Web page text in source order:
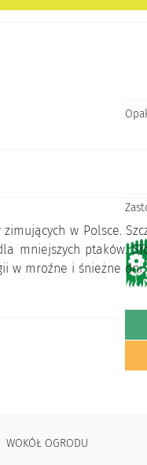
w Polsce.
mniejszych ptaków.
w mroźne i śnieżne dni.
WOKÓŁ OGRODU